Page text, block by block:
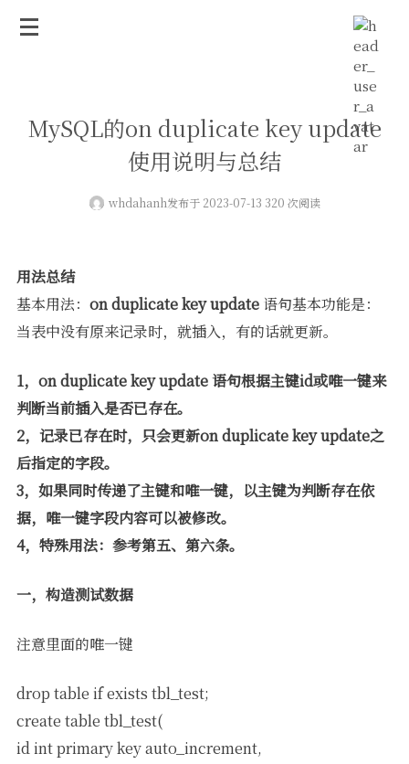
MySQL的on duplicate key update
使用说明与总结
whdahanh发布于 2023-07-13 320 次阅读
用法总结
基本用法： on duplicate key update语句基本功能是：
当表中没有原来记录时，就插入，有的话就更新。
1，on duplicate key update 语句根据主键id或唯一键来
判断当前插入是否已存在。
2，记录已存在时，只会更新on duplicate key update之
后指定的字段。
3，如果同时传递了主键和唯一键，以主键为判断存在依
据，唯一键字段内容可以被修改。
4，特殊用法：参考第五、第六条。
一，构造测试数据
注意里面的唯一键
drop table if exists tbl_test;
create table tbl_test(
id int primary key auto_increment,